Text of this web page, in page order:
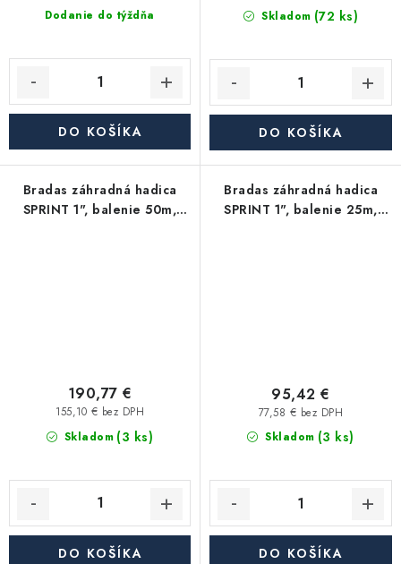
Dodanie do týždňa
DO KOŠÍKA
Skladom (72 ks)
DO KOŠÍKA
Bradas záhradná hadica
SPRINT 1", balenie 50m,
Skladom (3 ks)
155,10 € bez DPH
190,77 €
DO KOŠÍKA
Bradas záhradná hadica
SPRINT 1", balenie 25m,
Skladom (3 ks)
77,58 € bez DPH
95,42 €
DO KOŠÍKA